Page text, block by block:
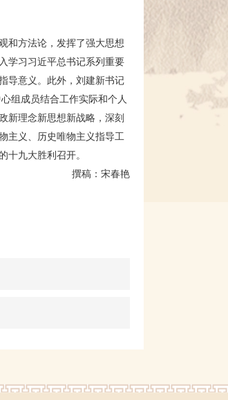
和方法论，发挥了强大思想
学习习近平总书记系列重要
导意义。此外，刘建新书记
组成员结合工作实际和个人
新理念新思想新战略，深刻
主义、历史唯物主义指导工
十九大胜利召开。
撰稿：宋春艳